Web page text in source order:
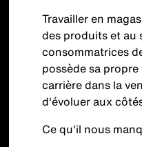
Travailler en
des produits et au
consommatrices
possède sa
carrière dans la
d'évoluer aux
Ce qu'il nous